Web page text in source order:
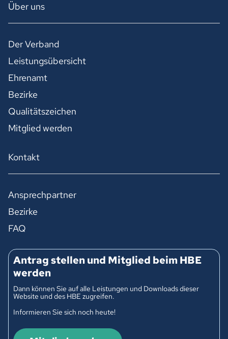
Über uns
Der Verband
Leistungsübersicht
Ehrenamt
Bezirke
Qualitätszeichen
Mitglied werden
Kontakt
Ansprechpartner
Bezirke
FAQ
Antrag stellen und Mitglied beim HBE
werden
Dann können Sie auf alle Leistungen und Downloads dieser
Website und des HBE zugreifen.
Informieren Sie sich noch heute!